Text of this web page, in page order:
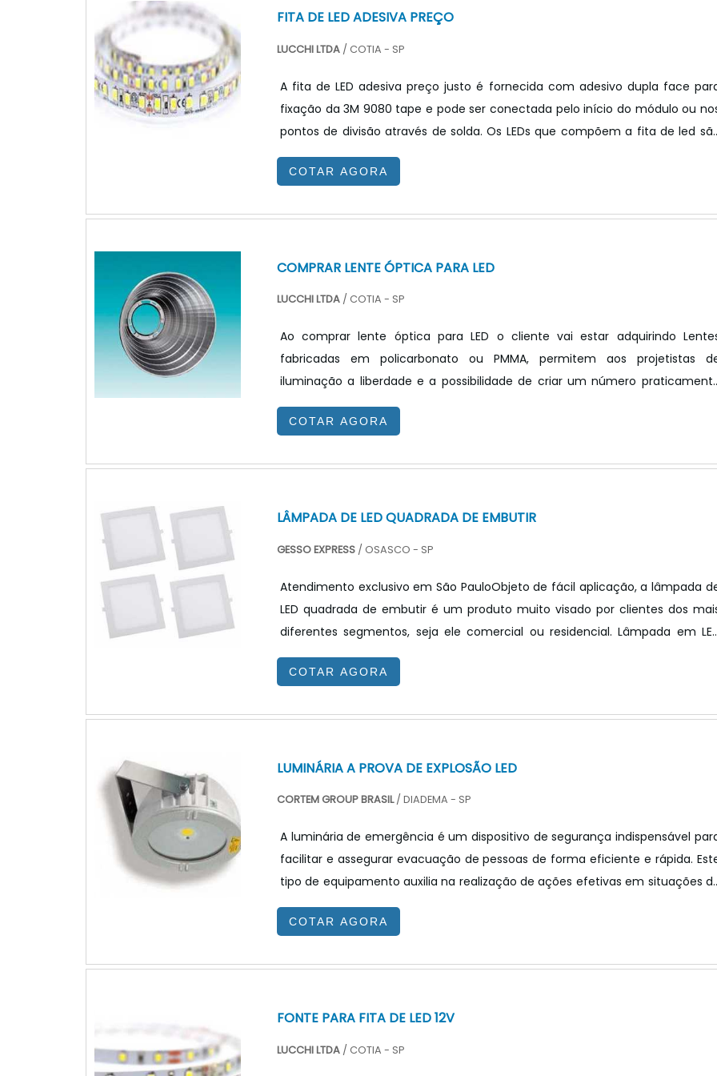
FITA DE LED ADESIVA PREÇO
LUCCHI LTDA/ COTIA - SP
A fita de LED adesiva preço justo é fornecida com adesivo dupla face
fixação da 3M 9080 tape e pode ser conectada pelo início do módulo ou
pontos de divisão através de solda. Os LEDs que compõem a fita de led são
submetidos aos procedimentos de testes LM-80-15 e LM79-08. As principais
aplicações desse tipo de fita é para iluminação residencial, iluminação
MAIS CARACTERÍSTICAS E BENEFÍCIOS DO PRODUTOA ilumina.
COTAR AGORA
COMPRAR LENTE ÓPTICA PARA LED
LUCCHI LTDA/ COTIA - SP
Ao comprar lente óptica para LED o cliente vai estar adquirindo
fabricadas em policarbonato ou PMMA, permitem aos projetistas
iluminação a liberdade e a possibilidade de criar um número
ilimitado de soluções de iluminação.DETALHES IMPORTANTES SOBRE O
PRODUTOAs lentes ópticas para leds são classificadas em duas formas
secundárias tem a função de concentrar o feixe luminoso do LED e
COTAR AGORA
LÂMPADA DE LED QUADRADA DE EMBUTIR
GESSO EXPRESS/ OSASCO - SP
Atendimento exclusivo em São PauloObjeto de fácil aplicação, a lâmpada
LED quadrada de embutir é um produto muito visado por clientes dos
diferentes segmentos, seja ele comercial ou residencial. Lâmpada em
busca economia, durabilidade e sustentabilidade ao ambiente. A prova de
que o consumo do produto é vantajoso ao ambiente, o governo federal
lâmpadas incandescentes. Uma das vantagens que levam a
COTAR AGORA
LUMINÁRIA A PROVA DE EXPLOSÃO LED
CORTEM GROUP BRASIL/ DIADEMA - SP
A luminária de emergência é um dispositivo de segurança indispensável
facilitar e assegurar evacuação de pessoas de forma eficiente e rápida.
tipo de equipamento auxilia na realização de ações efetivas em situações
emergência, tais como incêndios, desmoronamentos e quedas de
energia.Este tipo de luminária atua para que todas as pessoas do local sejam
de explosão LED é um item indispensável e obrigatório para div.
COTAR AGORA
FONTE PARA FITA DE LED 12V
LUCCHI LTDA/ COTIA - SP